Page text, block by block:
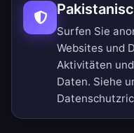
Surfen Sie
Websites und
Aktivitäten
Daten. Siehe